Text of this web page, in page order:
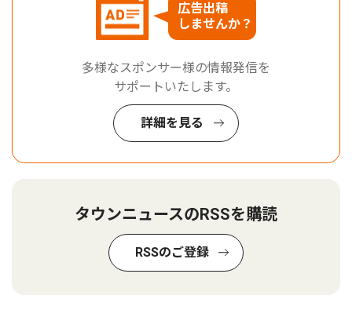
広告出稿
しませんか？
多様なスポンサー様の情報発信を
サポートいたします。
詳細を見る
タウンニュースのRSSを購読
RSSのご登録